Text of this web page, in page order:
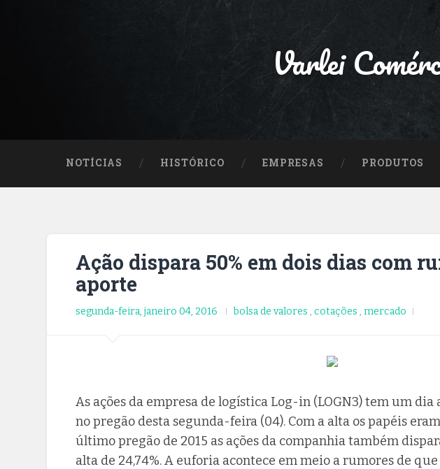
Varlei
NOTÍCIAS HISTÓRICO EMPRESAS PRODUTOS
Ação dispara 50% em dois dias com
aporte
segunda-feira, janeiro 04, 2016 bolsa de valores,cotações,mercado
As ações da empresa de logística Log-in (LOGN3) tem um dia
no pregão desta segunda-feira (04). Com a alta os papéis
último pregão de 2015 as ações da companhia também
alta de 24,74%. A euforia acontece em meio a rumores de